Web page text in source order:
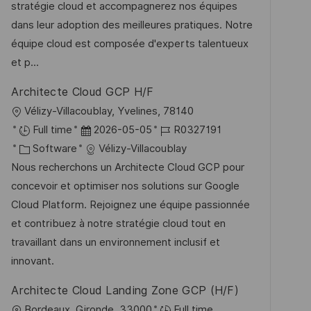
n
t
l
c
h
u
n
g
u
m
d
V
e
r
f
f
e
n
t
i
c
-
I
D
t
e
g
o
i
e
stratégie cloud et accompagnerez nos équipes
dans leur adoption des meilleures pratiques. Notre
équipe cloud est composée d'experts talentueux
et p...
Architecte Cloud GCP H/F
O
r
t
Vélizy-Villacoublay, Yvelines, 78140
Full time
D
a
t
u
m
d
e
e
2026-05-05
J
o
b
-
I
D
R0327191
K
a
t
e
g
o
r
e
Software
Vélizy-Villacoublay
Nous recherchons un Architecte Cloud GCP pour
concevoir et optimiser nos solutions sur Google
Cloud Platform. Rejoignez une équipe passionnée
et contribuez à notre stratégie cloud tout en
travaillant dans un environnement inclusif et
innovant.
Architecte Cloud Landing Zone GCP (H/F)